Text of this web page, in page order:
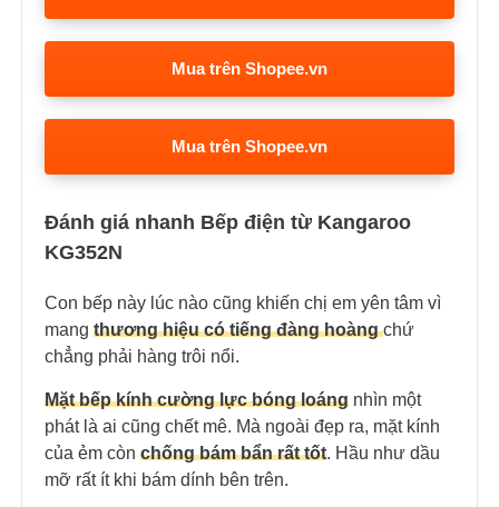
Mua trên Shopee.vn
Mua trên Shopee.vn
Đánh giá nhanh Bếp điện từ Kangaroo
KG352N
Con bếp này lúc nào cũng khiến chị em yên tâm vì
mang thương hiệu có tiếng đàng hoàng chứ
chẳng phải hàng trôi nổi.
Mặt bếp kính cường lực bóng loáng nhìn một
phát là ai cũng chết mê. Mà ngoài đẹp ra, mặt kính
của ẻm còn chống bám bẩn rất tốt. Hầu như dầu
mỡ rất ít khi bám dính bên trên.